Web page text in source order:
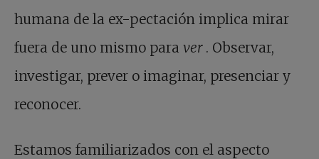
humana de la ex-pectación implica mirar
fuera de uno mismo para ver . Observar,
investigar, prever o imaginar, presenciar y
reconocer.
Estamos familiarizados con el aspecto